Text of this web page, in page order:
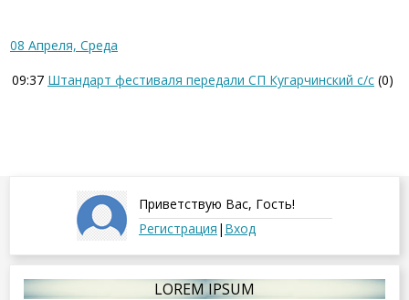
08 Апреля, Среда
09:37 Штандарт фестиваля передали СП Кугарчинский с/с (0)
Приветствую Вас, Гость!
Регистрация | Вход
LOREM IPSUM